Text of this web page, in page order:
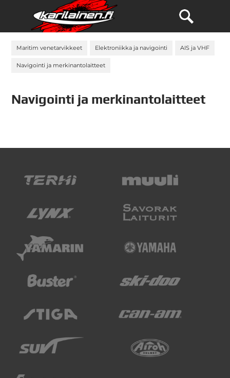
Maritim venetarvikkeet Elektroniikka ja navigointi AIS ja VHF
Navigointi ja merkinantolaitteet
Navigointi ja merkinantolaitteet